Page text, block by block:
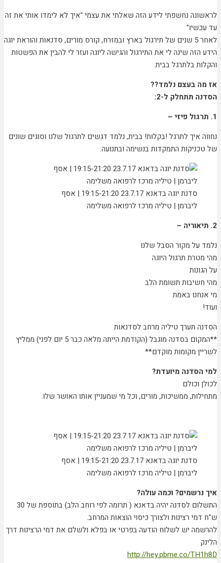
לראשונה נחשפתי לידע הזה שאלתי את עצמי "איך לא לימדו אותי את זה
עד עכשיו"
לאחר 5 שנים של תירגול בארץ ובמזרח, קורס מורים, סדנאות והוראת יוגה
הידע הזה שינה לי את התירגול והגישה ליוגה ועזר לי להבין את הפשטות
והקלות בלתרגל בבית.
אז מה בעצם נלמד??
הסדנה תתחלק ל-2:
1. תרגול פיזי –
נחווה איך לתרגל !בקלות! בבית, נלמד דגשים לתרגול שלנו וסוגים שונים
של טכניקות התמקדות בנשימה ובתנועה.
סדנת יוגה בדאנא 23.7.17 19:15-21:20 | אסף
ליברמן | טיליה מרכז לרפואה משלימה
2. תיאוריה –
נלמד על מקור הסבל שלנו
מהי מטרת תרגול היוגה
על הגונות
מהי חשיבות תשומת הלב
מי אנחנו באמת
ועוד!
הסדנה תערך טיליה מרחב לסדנאות
**המקום בסדנה מוגבל (הקודמת הייתה מלאה כבר 5 יום לפני) ממליץ
לשריין מקומות מוקדם**
למי הסדנה מיועדת?
לכולן וכולם
מתחילות, ממשיכות, מורים, וכל מי שמעניין אותו האושר שלו.
סדנת יוגה בדאנא 23.7.17 19:15-21:20 | אסף
ליברמן | טיליה מרכז לרפואה משלימה
איך נרשמים? וכמה עולה?
התשלום לסדנה יהיה בדאנא ( תרומה לפי רוחב הלב) בתוספת של 30
ש"ח דמי רצינות ולצורך כיסוי הוצאות המרחב.
להרשמה יש לשלוח הודעה בפרטי או בפלא ולשלם את דמי הרצינות דרך
הלינק
http://hey.pbme.co/TH1h8D